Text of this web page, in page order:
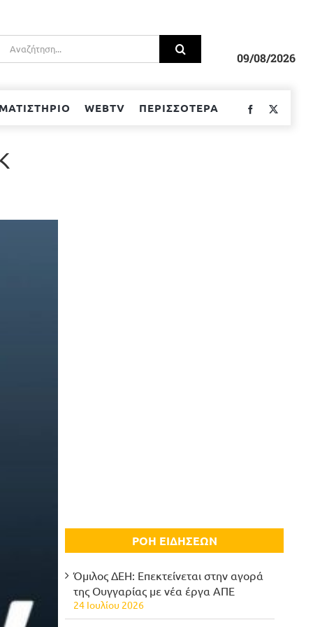
09/08/2026
WEBTV ΠΕΡΙΣΣΟΤΕΡΑ Facebook
ΡΟΗ ΕΙΔΗΣΕΩΝ
Όμιλος ΔΕΗ: Επεκτείνεται στην αγορά
της Ουγγαρίας με νέα έργα ΑΠΕ
24 Ιουλίου 2026